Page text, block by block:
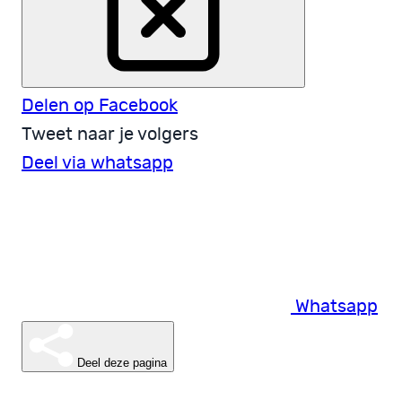
Delen op Facebook
Tweet naar je volgers
Deel via whatsapp
Whatsapp
Deel deze pagina